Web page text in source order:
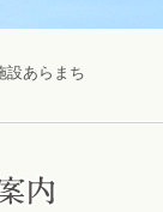
設あらまち